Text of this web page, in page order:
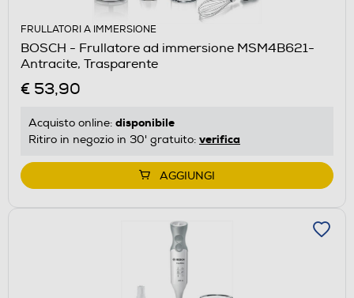
FRULLATORI A IMMERSIONE
BOSCH - Frullatore ad immersione MSM4B621-
Antracite, Trasparente
€ 53,90
Acquisto online: disponibile
Ritiro in negozio in 30' gratuito: verifica
AGGIUNGI